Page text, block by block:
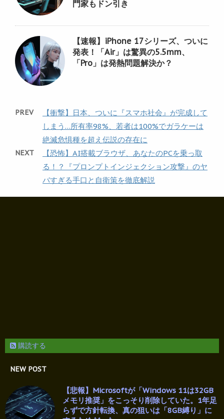
門家もドン引き
【速報】iPhone 17シリーズ、ついに
発表！「Air」は驚異の5.5mm、
「Pro」は発熱問題解決か？
PREV
【衝撃】日本、ついに『スマホ社会』が完成して
しまう…所有率98%、若者は100%でガラケーは
絶滅危惧種を超え伝説の存在に
NEXT
【恐怖】AI搭載ブラウザ、あなたのPCを乗っ取
る！？『プロンプトインジェクション攻撃』のヤ
バすぎる手口と自衛策を徹底解説
購読する
NEW POST
【悲報】Microsoftが「Windows 11は32GB
メモリ推奨」をこっそり削除していた。1年足
らずで方針転換、真の狙いは「8GB縛り」に